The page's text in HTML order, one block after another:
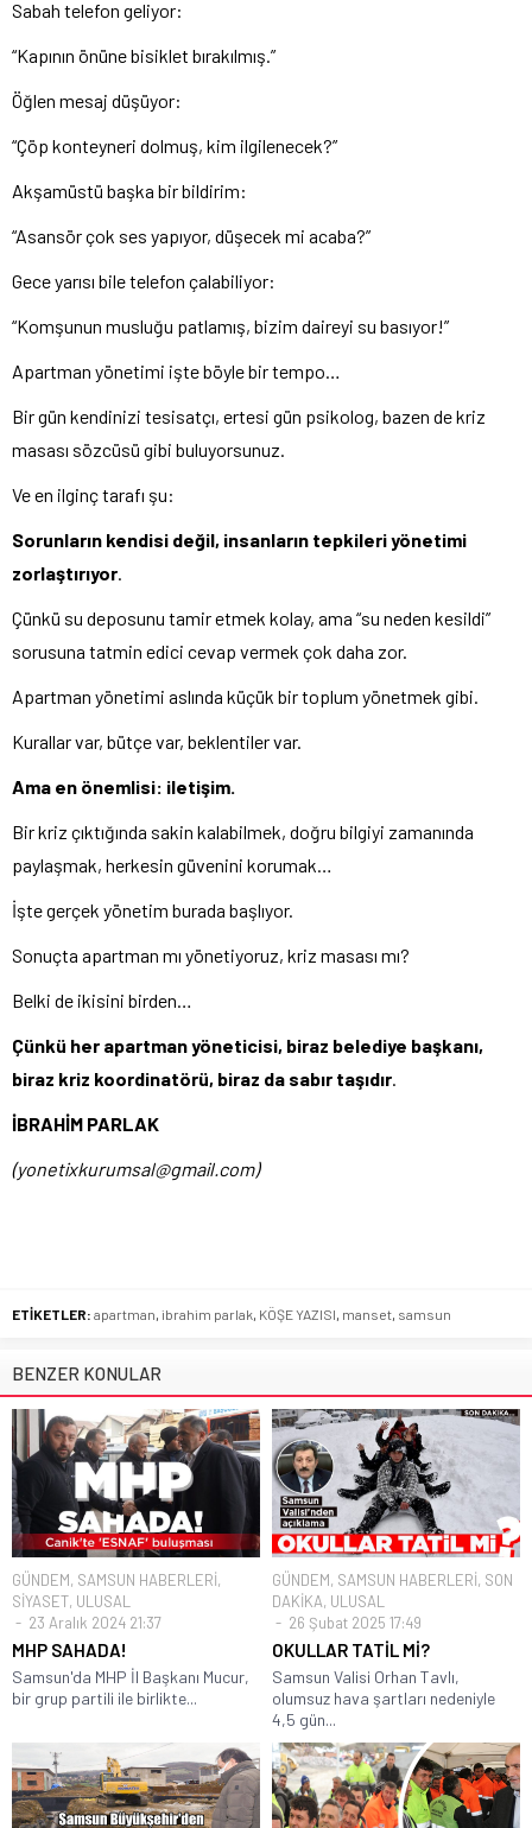
Sabah telefon geliyor:
“Kapının önüne bisiklet bırakılmış.”
Öğlen mesaj düşüyor:
“Çöp konteyneri dolmuş, kim ilgilenecek?”
Akşamüstü başka bir bildirim:
“Asansör çok ses yapıyor, düşecek mi acaba?”
Gece yarısı bile telefon çalabiliyor:
“Komşunun musluğu patlamış, bizim daireyi su basıyor!”
Apartman yönetimi işte böyle bir tempo…
Bir gün kendinizi tesisatçı, ertesi gün psikolog, bazen de kriz
masası sözcüsü gibi buluyorsunuz.
Ve en ilginç tarafı şu:
Sorunların kendisi değil, insanların tepkileri yönetimi
zorlaştırıyor
Çünkü su deposunu tamir etmek kolay, ama “su neden kesildi”
sorusuna tatmin edici cevap vermek çok daha zor.
Apartman yönetimi aslında küçük bir toplum yönetmek gibi.
Kurallar var, bütçe var, beklentiler var.
Ama en önemlisi: iletişim.
Bir kriz çıktığında sakin kalabilmek, doğru bilgiyi zamanında
paylaşmak, herkesin güvenini korumak…
İşte gerçek yönetim burada başlıyor.
Sonuçta apartman mı yönetiyoruz, kriz masası mı?
Belki de ikisini birden…
Çünkü her apartman yöneticisi, biraz belediye başkanı,
biraz kriz koordinatörü, biraz da sabır taşıdır
İBRAHİM PARLAK
(yonetixkurumsal@gmail.com)
ETİKETLER: apartman ibrahim parlak KÖŞE YAZISI manset samsun
BENZER KONULAR
GÜNDEM, SAMSUN HABERLERİ,
SİYASET, ULUSAL
23 Aralık 2024 21:37
MHP SAHADA!
Samsun'da MHP İl Başkanı Mucur,
bir grup partili ile birlikte...
GÜNDEM, SAMSUN HABERLERİ, SON
DAKİKA, ULUSAL
26 Şubat 2025 17:49
OKULLAR TATİL Mİ?
Samsun Valisi Orhan Tavlı,
olumsuz hava şartları nedeniyle
4,5 gün...